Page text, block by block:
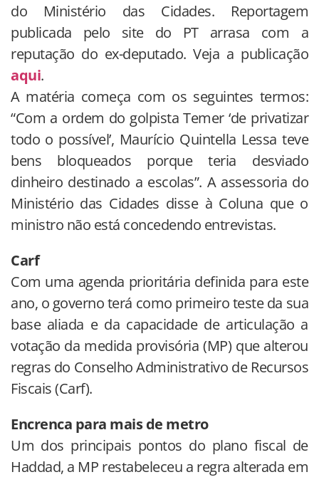
do Ministério das Cidades. Reportagem
publicada pelo site do PT arrasa com a
reputação do ex-deputado. Veja a publicação
aqui.
A matéria começa com os seguintes termos:
“Com a ordem do golpista Temer ‘de privatizar
todo o possível’, Maurício Quintella Lessa teve
bens bloqueados porque teria desviado
dinheiro destinado a escolas”. A assessoria do
Ministério das Cidades disse à Coluna que o
ministro não está concedendo entrevistas.
Carf
Com uma agenda prioritária definida para este
ano, o governo terá como primeiro teste da sua
base aliada e da capacidade de articulação a
votação da medida provisória (MP) que alterou
regras do Conselho Administrativo de Recursos
Fiscais (Carf).
Encrenca para mais de metro
Um dos principais pontos do plano fiscal de
Haddad, a MP restabeleceu a regra alterada em